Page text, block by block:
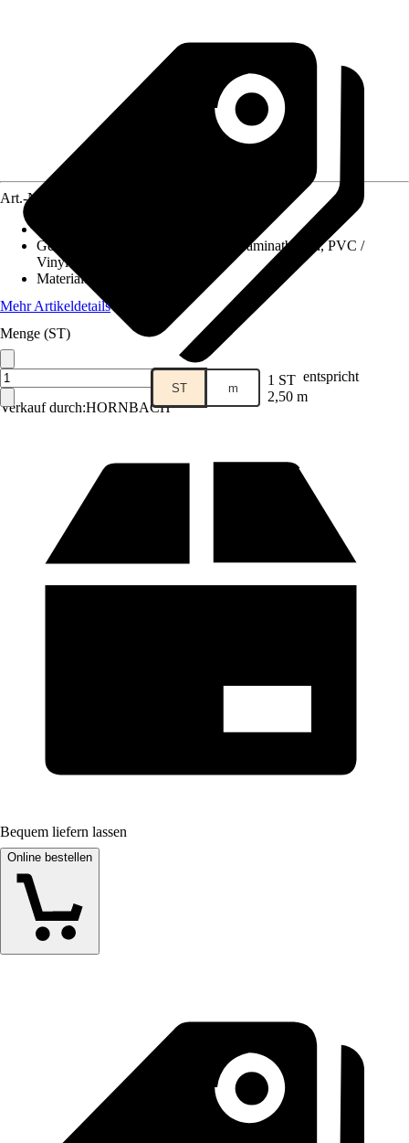
Verkauf durch:HORNBACH
Art.-Nr.
Geeignet für
Fliesen, Korkboden, Laminatboden, PVC /
Vinylboden, Teppichboden
Material:
Mehr Artikeldetails
Menge (ST)
ST m 1 ST entspricht
2,50 m
Bequem liefern lassen
Online bestellen